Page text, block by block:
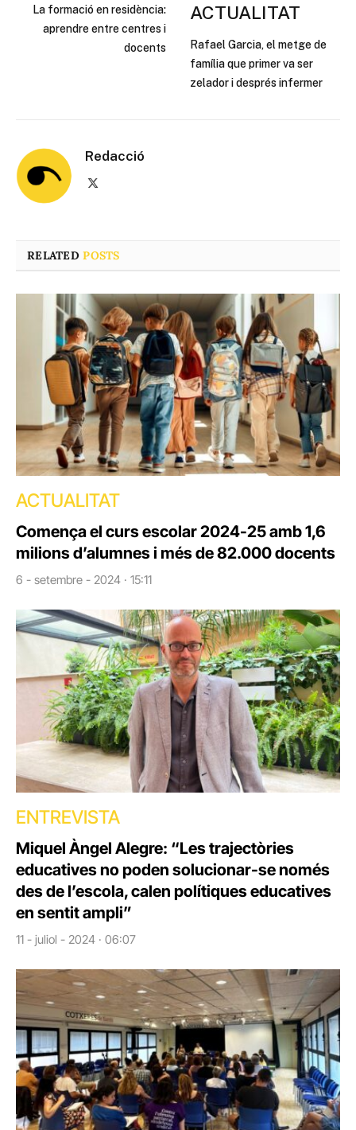
La formació en residència:
aprendre entre centres i
docents
ACTUALITAT
Rafael Garcia, el metge de
família que primer va ser
zelador i després infermer
Redacció
RELATEDPOSTS
ACTUALITAT
Comença el curs escolar 2024-25 amb 1,6
milions d’alumnes i més de 82.000 docents
6 - setembre - 2024 · 15:11
ENTREVISTA
Miquel Àngel Alegre: “Les trajectòries
educatives no poden solucionar-se només
des de l’escola, calen polítiques educatives
en sentit ampli”
11 - juliol - 2024 · 06:07